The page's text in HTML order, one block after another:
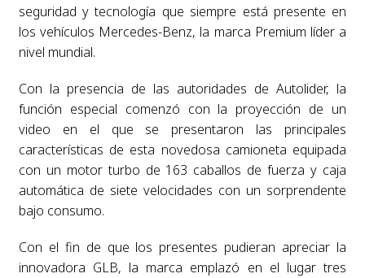
seguridad y tecnología que siempre está presente en
los vehículos Mercedes-Benz, la marca Premium líder a
nivel mundial.
Con la presencia de las autoridades de Autolider, la
función especial comenzó con la proyección de un
video en el que se presentaron las principales
características de esta novedosa camioneta equipada
con un motor turbo de 163 caballos de fuerza y caja
automática de siete velocidades con un sorprendente
bajo consumo.
Con el fin de que los presentes pudieran apreciar la
innovadora GLB, la marca emplazó en el lugar tres